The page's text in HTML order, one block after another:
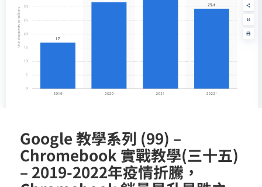
Google 教學系列 (99) –
Chromebook 實戰教學(三十五)
– 2019-2022年疫情折騰，